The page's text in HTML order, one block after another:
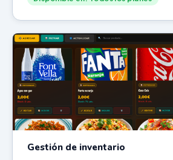
Gestión de inventario